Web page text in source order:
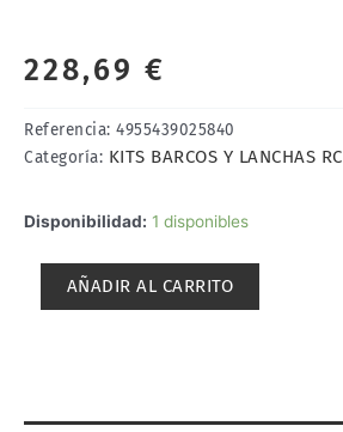
228,69 €
Referencia: 4955439025840
Categoría: KITS BARCOS Y LANCHAS RC
Disponibilidad: 1 disponibles
LANCHA
BLUESTREAK
AÑADIR AL CARRITO